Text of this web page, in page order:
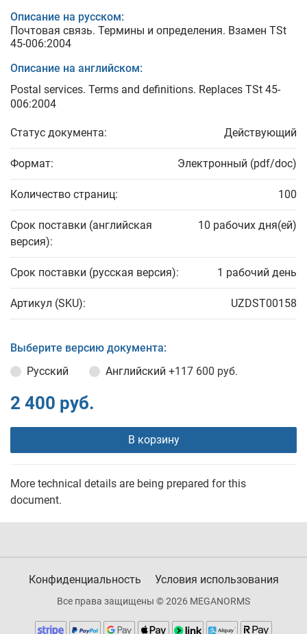
Описание на русском:
Почтовая связь. Термины и определения. Взамен TSt
45-006:2004
Описание на английском:
Postal services. Terms and definitions. Replaces TSt 45-
006:2004
Статус документа: Действующий
Формат: Электронный (pdf/doc)
Количество страниц: 100
Срок поставки (английская
версия):
10 рабочих дня(ей)
Срок поставки (русская версия): 1 рабочий день
Артикул (SKU): UZDST00158
Выберите версию документа:
Русский
Английский +117 600 руб.
2 400 руб.
В корзину
More technical details are being prepared for this
document.
Конфиденциальность Условия использования
Все права защищены © 2026 MEGANORMS